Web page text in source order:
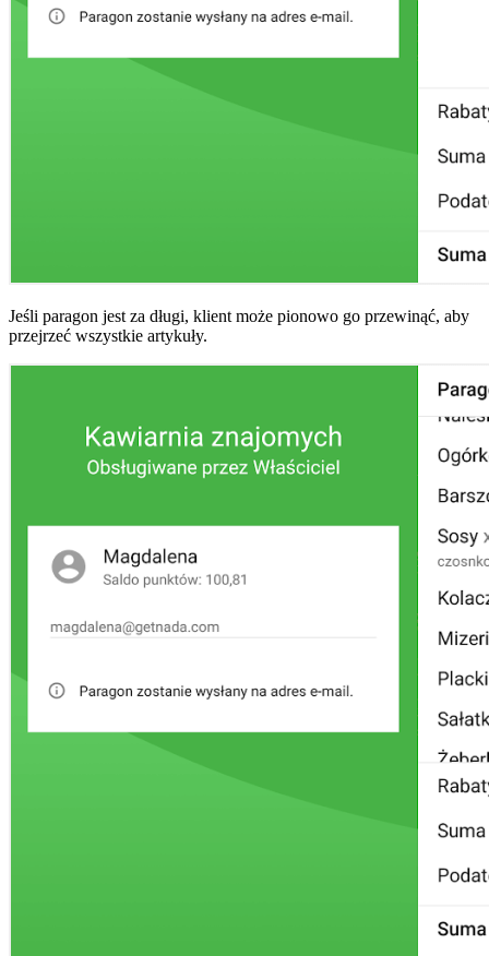
Jeśli paragon jest za długi, klient może pionowo go przewinąć, aby
przejrzeć wszystkie artykuły.